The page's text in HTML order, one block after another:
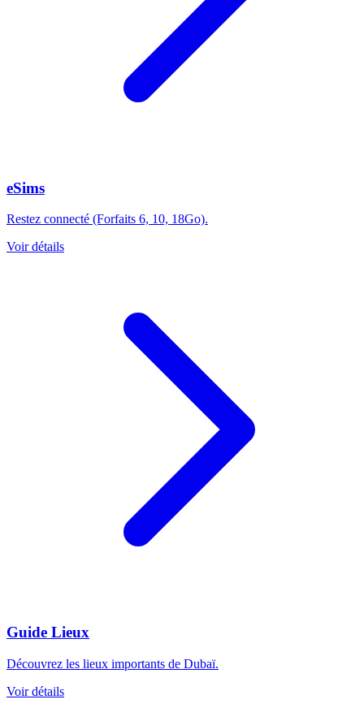
eSims
Restez connecté (Forfaits 6, 10, 18Go).
Voir détails
Guide Lieux
Découvrez les lieux importants de Dubaï.
Voir détails